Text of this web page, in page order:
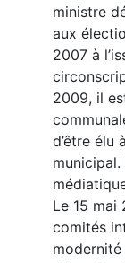
ministre
aux
2007 à
2009, il
d’être élu
Le 15 mai
comités